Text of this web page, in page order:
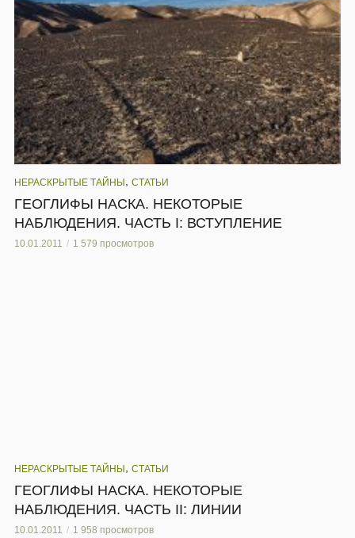
НЕРАСКРЫТЫЕ ТАЙНЫ, СТАТЬИ
ГЕОГЛИФЫ НАСКА. НЕКОТОРЫЕ
НАБЛЮДЕНИЯ. ЧАСТЬ I: ВСТУПЛЕНИЕ
10.01.2011 1 579 просмотров
НЕРАСКРЫТЫЕ ТАЙНЫ, СТАТЬИ
ГЕОГЛИФЫ НАСКА. НЕКОТОРЫЕ
НАБЛЮДЕНИЯ. ЧАСТЬ II: ЛИНИИ
10.01.2011 1 958 просмотров